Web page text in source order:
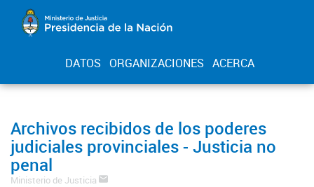
DATOS ORGANIZACIONES ACERCA
Archivos recibidos de los poderes
judiciales provinciales - Justicia no
penal
Ministerio de Justicia